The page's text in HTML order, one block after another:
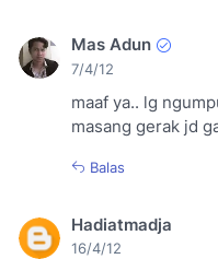
Mas Adun
7/4/12
maaf ya.. lg
masang gerak jd
Balas
Hadiatmadja
16/4/12